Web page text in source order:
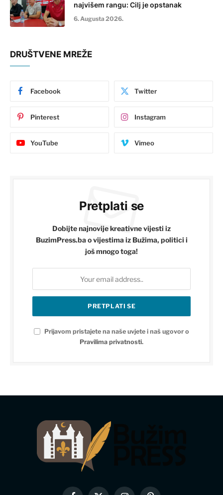
najvišem rangu: Cilj je opstanak
6. Augusta 2026.
DRUŠTVENE MREŽE
Facebook Twitter
Pinterest Instagram
YouTube Vimeo
Pretplati se
Dobijte najnovije kreativne vijesti iz
BuzimPress.ba o vijestima iz Bužima, politici i
još mnogo toga!
Prijavom pristajete na naše uvjete i naš ugovor o
Pravilima privatnosti.